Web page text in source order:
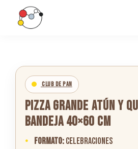
clave
del
éxito
negocio
CLUB DE PAN
PIZZA GRANDE ATÚN Y
BANDEJA 40×60 CM
Formato:CELEBRACIONES